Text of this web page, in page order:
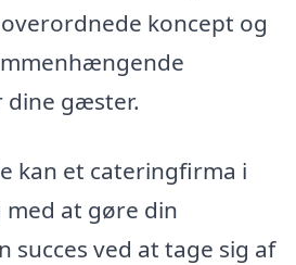
koncept og
dine gæster.
kan et cateringfirma i
at gøre din
succes ved at tage sig af